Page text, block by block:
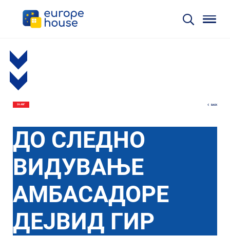
26 АВГ BACK
ДО СЛЕДНО
ВИДУВАЊЕ
АМБАСАДОРЕ
ДЕЈВИД ГИР